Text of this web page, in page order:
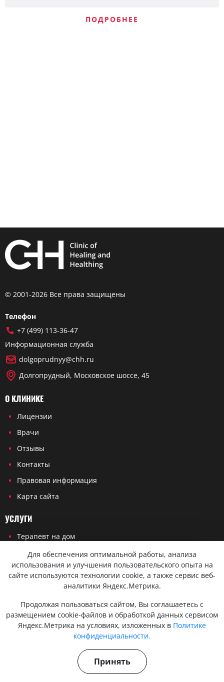
ПОДРОБНЕЕ
© 2001-2026 Все права защищены
Телефон
+7 (499) 113-36-47
Информационная служба
dolgoprudnyy@chh.ru
Долгопрудный, Московское шоссе, 45
О КЛИНИКЕ
Лицензии
Врачи
Отзывы
Контакты
Правовая информация
Карта сайта
УСЛУГИ
Терапевт на дом
Кардиолог на дом
Невролог на дом
Эндокринолог на дом
Онколог на дом
Хирург на дом
Травматолог на дом
Политика конфиденциальности
Для обеспечения оптимальной работы, анализа
использования и улучшения пользовательского опыта на
сайте используются технологии cookie, а также сервис веб-
аналитики Яндекс.Метрика.
Продолжая пользоваться сайтом, Вы соглашаетесь с
размещением cookie-файлов и обработкой данных сервисом
Яндекс.Метрика на условиях, изложенных в Политике
конфиденциальности.
Принять